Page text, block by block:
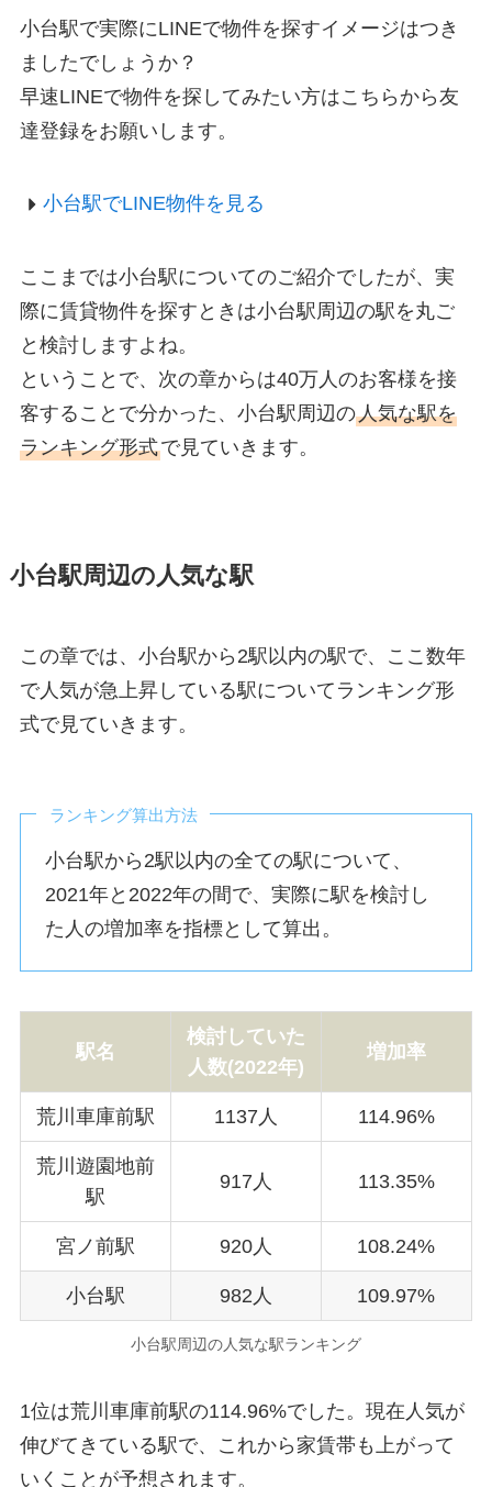
小台駅で実際にLINEで物件を探すイメージはつき
ましたでしょうか？
早速LINEで物件を探してみたい方はこちらから友
達登録をお願いします。
小台駅でLINE物件を見る
ここまでは小台駅についてのご紹介でしたが、実
際に賃貸物件を探すときは小台駅周辺の駅を丸ご
と検討しますよね。
ということで、次の章からは40万人のお客様を接
客することで分かった、小台駅周辺の人気な駅を
ランキング形式で見ていきます。
小台駅周辺の人気な駅
この章では、小台駅から2駅以内の駅で、ここ数年
で人気が急上昇している駅についてランキング形
式で見ていきます。
ランキング算出方法
小台駅から2駅以内の全ての駅について、
2021年と2022年の間で、実際に駅を検討し
た人の増加率を指標として算出。
駅名
検討していた
人数(2022年)
増加率
荒川車庫前駅 1137人 114.96%
荒川遊園地前
駅
917人 113.35%
宮ノ前駅 920人 108.24%
小台駅 982人 109.97%
小台駅周辺の人気な駅ランキング
1位は荒川車庫前駅の114.96%でした。現在人気が
伸びてきている駅で、これから家賃帯も上がって
いくことが予想されます。